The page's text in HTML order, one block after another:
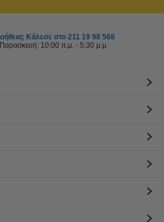
Κάλεσε στο 211 19 98 568
10:00 π.μ. - 5:30 μ.μ